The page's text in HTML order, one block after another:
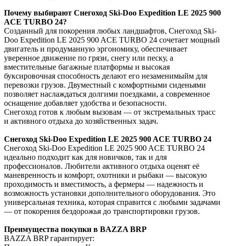
Почему выбирают Снегоход Ski-Doo Expedition LE 2025 900
ACE TURBO 24?
Созданный для покорения любых ландшафтов, Снегоход Ski-
Doo Expedition LE 2025 900 ACE TURBO 24 сочетает мощный
двигатель и продуманную эргономику, обеспечивает
уверенное движение по грязи, снегу или песку, а
вместительные багажные платформы и высокая
буксировочная способность делают его незаменимыйм для
перевозки грузов. Двуместный с комфортными сиденьями
позволяет наслаждаться долгими поездками, а современное
оснащение добавляет удобства и безопасности.
Снегоход готов к любым вызовам — от экстремальных трасс
и активного отдыха до хозяйственных задач.
Снегоход Ski-Doo Expedition LE 2025 900 ACE TURBO 24
Снегоход Ski-Doo Expedition LE 2025 900 ACE TURBO 24
идеально подходит как для новичков, так и для
профессионалов. Любители активного отдыха оценят её
маневренность и комфорт, охотники и рыбаки — высокую
проходимость и вместимость, а фермеры — надежность и
возможность установки дополнительного оборудования. Это
универсальная техника, которая справится с любыми задачами
— от покорения бездорожья до транспортировки грузов.
Преимущества покупки в BAZZA BRP
BAZZA BRP гарантирует: